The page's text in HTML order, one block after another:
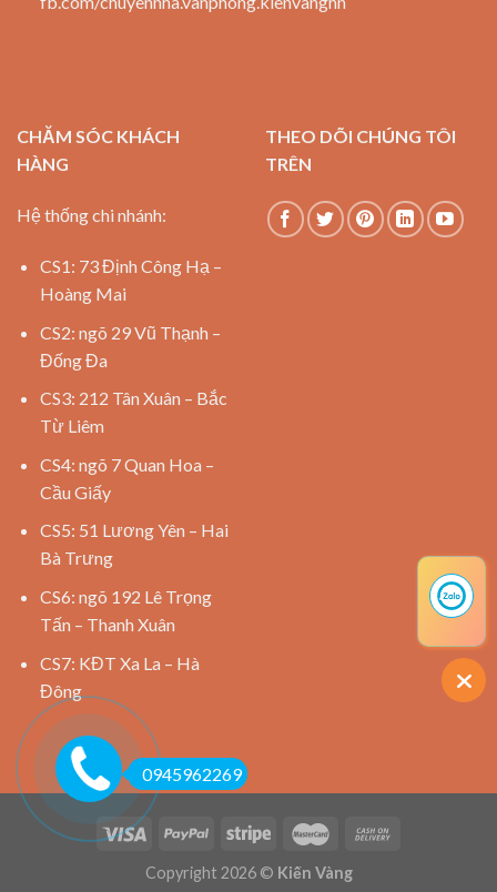
CHĂM SÓC KHÁCH
HÀNG
Hệ thống chi nhánh:
CS1: 73 Định Công Hạ –
Hoàng Mai
CS2: ngõ 29 Vũ Thạnh –
Đống Đa
CS3: 212 Tân Xuân – Bắc
Từ Liêm
CS4: ngõ 7 Quan Hoa –
Cầu Giấy
CS5: 51 Lương Yên – Hai
Bà Trưng
CS6: ngõ 192 Lê Trọng
Tấn – Thanh Xuân
CS7: KĐT Xa La – Hà
Đông
THEO DÕI CHÚNG TÔI
TRÊN
Copyright 2026 © Kiến Vàng
0945962269